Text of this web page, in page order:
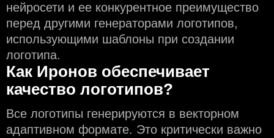
нейросети и еe конкурентное преимущество
перед другими генераторами логотипов,
использующими шаблоны при создании
логотипа.
Как Иронов обеспечивает
качество логотипов?
Все логотипы генерируются в векторном
адаптивном формате. Это критически важно